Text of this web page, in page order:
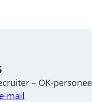
– OK-
mail